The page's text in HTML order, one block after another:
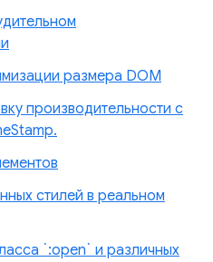
размера DOM
производительности с
стилей в реальном
`:open` и различных